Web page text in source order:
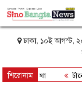
ঢাকা, ১০ই আগস্ট,
শিরোনাম
ও প্রসঙ্গকথা